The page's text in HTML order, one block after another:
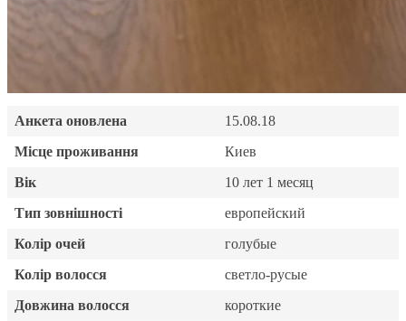
Анкета оновлена
15.08.18
Місце проживання
Киев
Вік
10 лет 1 месяц
Тип зовнішності
европейский
Колір очей
голубые
Колір волосся
светло-русые
Довжина волосся
короткие